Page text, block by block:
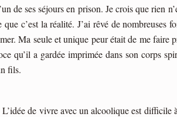
de ses séjours en prison. Je crois que rien
c’est la réalité. J’ai rêvé de nombreuses
Ma seule et unique peur était de me faire
qu’il a gardée imprimée dans son corps
fils.
de vivre avec un alcoolique est difficile